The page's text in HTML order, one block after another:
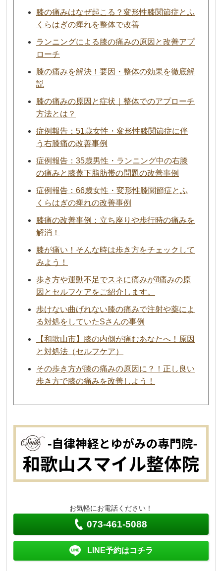
膝の痛みはなぜ起こる？変形性膝関節症とふ
くらはぎの痺れを整体で改善
ランニングによる膝の痛みの原因と改善アプ
ローチ
膝の痛みを解決！要因・整体の効果を徹底解
説
膝の痛みの原因と症状｜整体でのアプローチ
方法とは？
症例報告：51歳女性・変形性膝関節症に伴
う右膝痛の改善事例
症例報告：35歳男性・ランニング中の右膝
の痛みと膝蓋下脂肪帯の問題の改善事例
症例報告：66歳女性・変形性膝関節症とふ
くらはぎの痺れの改善事例
膝痛の改善事例：立ち座りや歩行時の痛みを
解消！
膝が痛い！そんな時は歩き方をチェックして
みよう！
歩き方や運動不足でスネに痛みが⁈痛みの原
因とセルフケアをご紹介します。
歩けない曲げれない膝の痛みで注射や薬によ
る対処をしていたSさんの事例
【和歌山市】膝の内側が痛むあなたへ！原因
と対処法（セルフケア）
その歩き方が膝の痛みの原因に？！正し良い
歩き方で膝の痛みを改善しよう！
お気軽にお電話ください！
073-461-5088
LINE予約はコチラ